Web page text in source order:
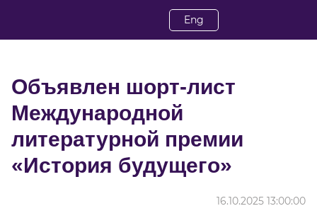
Eng
Объявлен шорт-лист
Международной
литературной премии
«История будущего»
16.10.2025 13:00:00